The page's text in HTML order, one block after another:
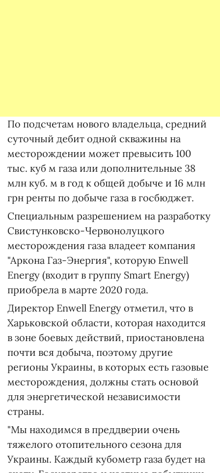
По подсчетам нового владельца, средний
суточный дебит одной скважины на
месторождении может превысить 100
тыс. куб м газа или дополнительные 38
млн куб. м в год к общей добыче и 16 млн
грн ренты по добыче газа в госбюджет.
Специальным разрешением на разработку
Свистунковско-Червонолуцкого
месторождения газа владеет компания
"Аркона Газ-Энергия", которую Enwell
Energy (входит в группу Smart Energy)
приобрела в марте 2020 года.
Директор Enwell Energy отметил, что в
Харьковской области, которая находится
в зоне боевых действий, приостановлена
почти вся добыча, поэтому другие
регионы Украины, в которых есть газовые
месторождения, должны стать основой
для энергетической независимости
страны.
"Мы находимся в преддверии очень
тяжелого отопительного сезона для
Украины. Каждый кубометр газа будет на